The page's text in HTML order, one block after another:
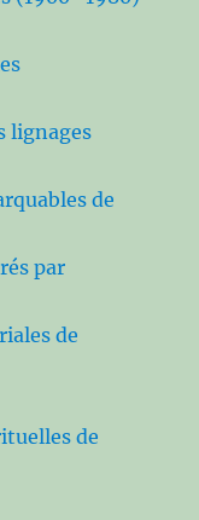
lignages
de
par
de
de